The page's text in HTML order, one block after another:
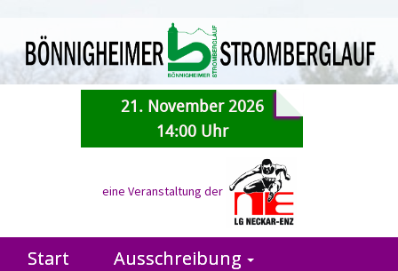
21. November 2026
14:00 Uhr
eine Veranstaltung der
Start
Ausschreibung